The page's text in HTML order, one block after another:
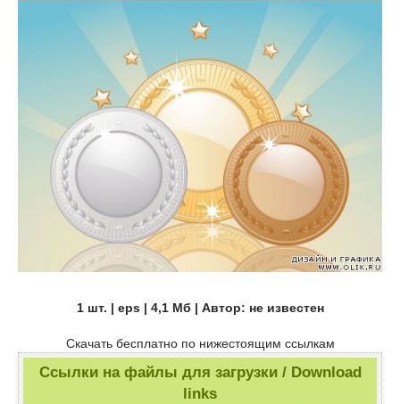
1 шт. | eps | 4,1 Мб | Автор: не известен
Скачать бесплатно по нижестоящим ссылкам
Ссылки на файлы для загрузки / Download
links